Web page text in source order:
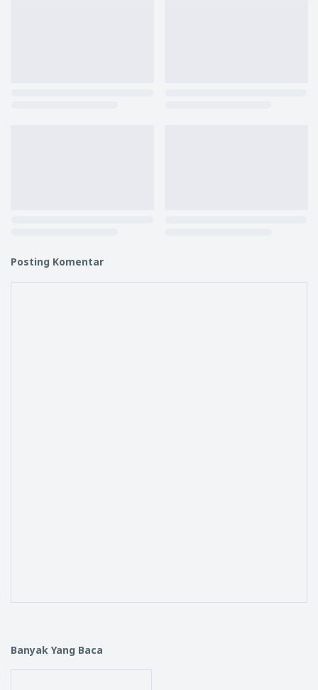
Posting Komentar
Banyak Yang Baca